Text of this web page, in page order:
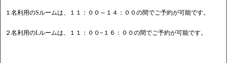
１名利用のSルームは、１１：００～１４：００の間でご予約が可能です。
２名利用のLルームは、１１：００~１６：００の間でご予約が可能です。